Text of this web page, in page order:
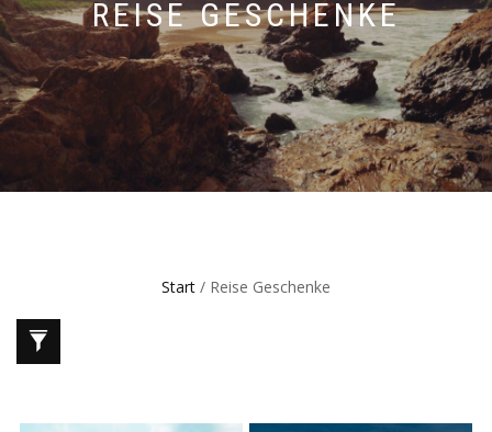
REISE GESCHENKE
Start / Reise Geschenke